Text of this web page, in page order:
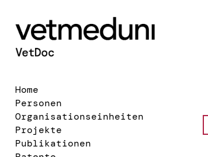
Home
Personen
Organisationseinheiten
Projekte
Publikationen